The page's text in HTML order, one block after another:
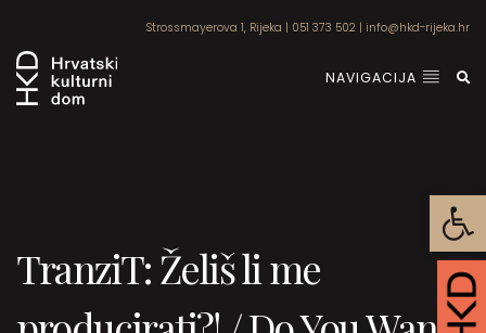
Strossmayerova 1, Rijeka | 051 373 502 | info@hkd-rijeka.hr
NAVIGACIJA
TranziT: Želiš li me